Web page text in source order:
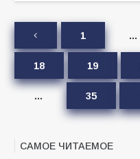
1 …
18 19
… 35
САМОЕ ЧИТАЕМОЕ